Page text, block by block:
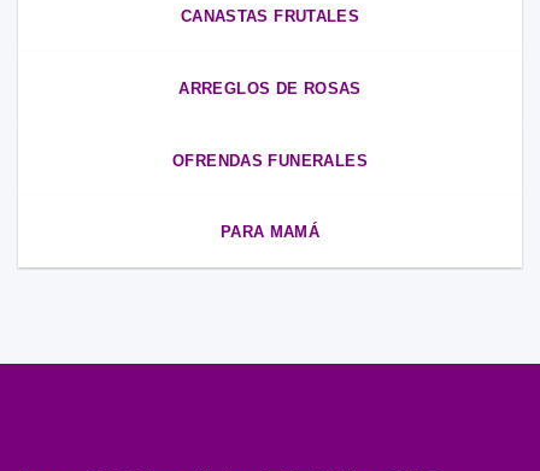
CANASTAS FRUTALES
ARREGLOS DE ROSAS
OFRENDAS FUNERALES
PARA MAMÁ